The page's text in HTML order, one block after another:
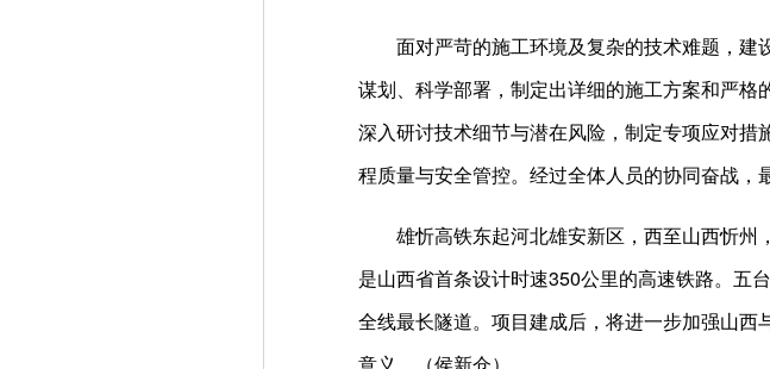
面对严苛的施工环境及复杂的技术难题，建
谋划、科学部署，制定出详细的施工方案和严格
深入研讨技术细节与潜在风险，制定专项应对
程质量与安全管控。经过全体人员的协同奋战，
雄忻高铁东起河北雄安新区，西至山西忻州
是山西省首条设计时速350公里的高速铁路。五
全线最长隧道。项目建成后，将进一步加强山